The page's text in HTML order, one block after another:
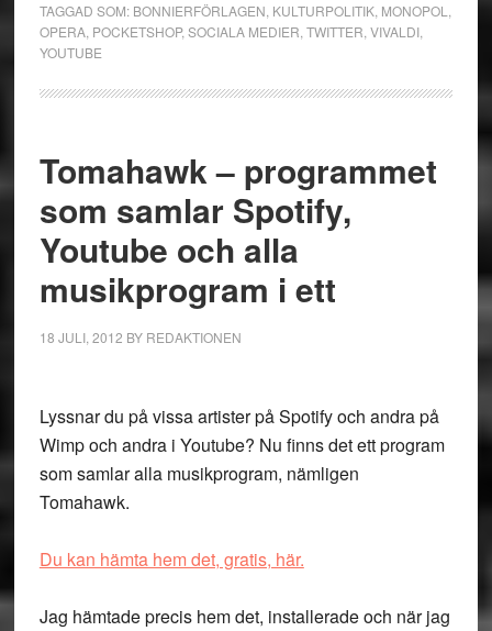
TAGGAD SOM: BONNIERFÖRLAGEN KULTURPOLITIK, MONOPOL
OPERA, POCKETSHOP, SOCIALA MEDIER TWITTER VIVALDI,
YOUTUBE
Tomahawk – programmet
som samlar Spotify,
Youtube och alla
musikprogram i ett
18 JULI, 2012 BY REDAKTIONEN
Lyssnar du på vissa artister på Spotify och andra på
Wimp och andra i Youtube? Nu finns det ett program
som samlar alla musikprogram, nämligen
Tomahawk.
Du kan hämta hem det, gratis, här.
Jag hämtade precis hem det, installerade och när jag